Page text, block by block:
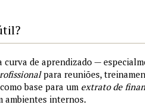
curva de aprendizado —
para reuniões,
base para um extrato de
ambientes internos.